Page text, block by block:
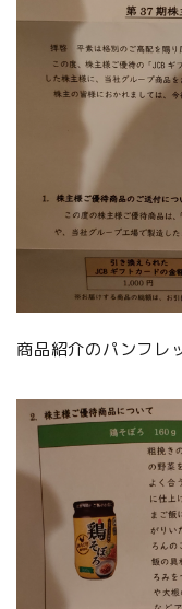
商品紹介のパンフレ